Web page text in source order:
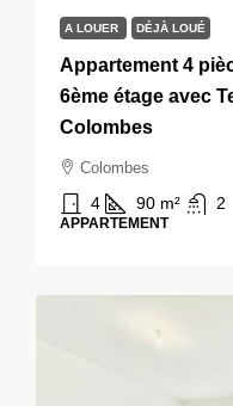
A LOUER DÉJÀ LOUÉ
Appartement 4
6ème étage avec
Colombes
Colombes
4 90 m² 2
APPARTEMENT